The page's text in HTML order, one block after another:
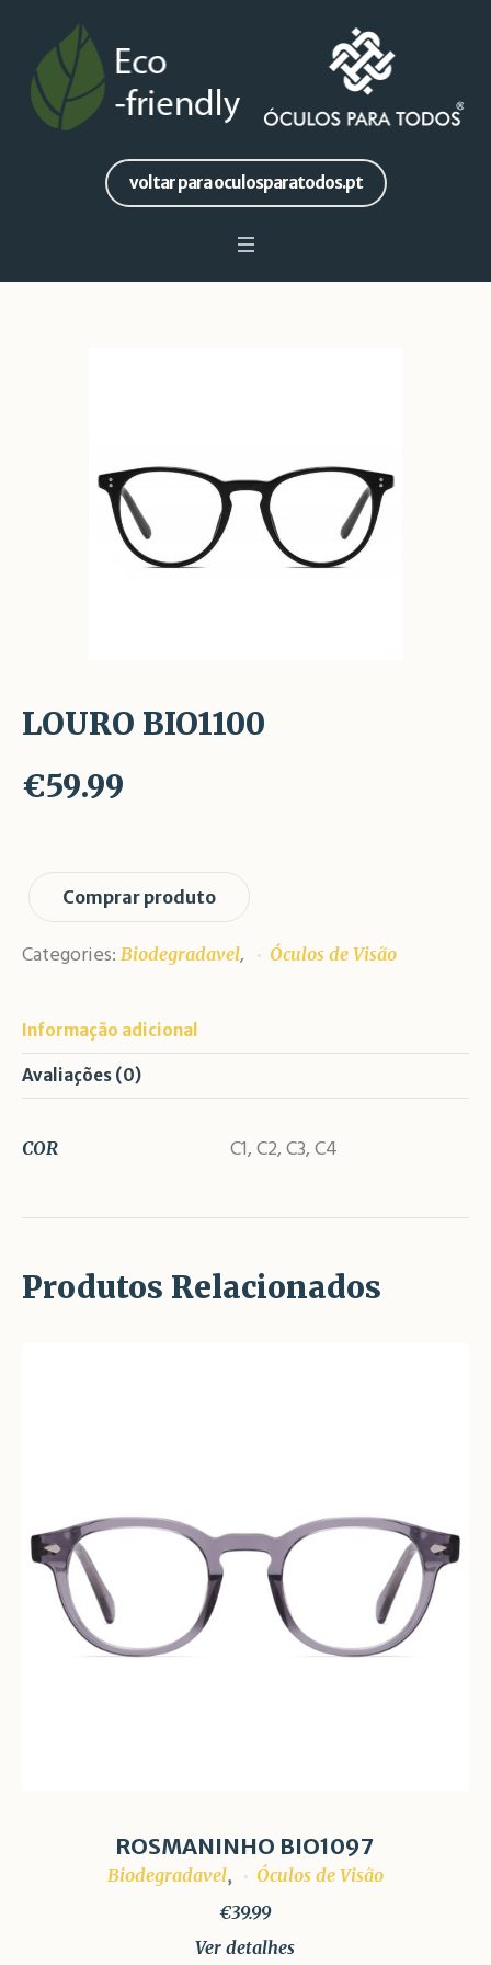
voltar para oculosparatodos.pt
LOURO BIO1100
€59.99
Comprar produto
Categories: Biodegradavel, Óculos de Visão
Informação adicional
Avaliações (0)
COR C1, C2, C3, C4
Produtos Relacionados
ROSMANINHO BIO1097
Biodegradavel,
Óculos de Visão
€39.99
Ver detalhes